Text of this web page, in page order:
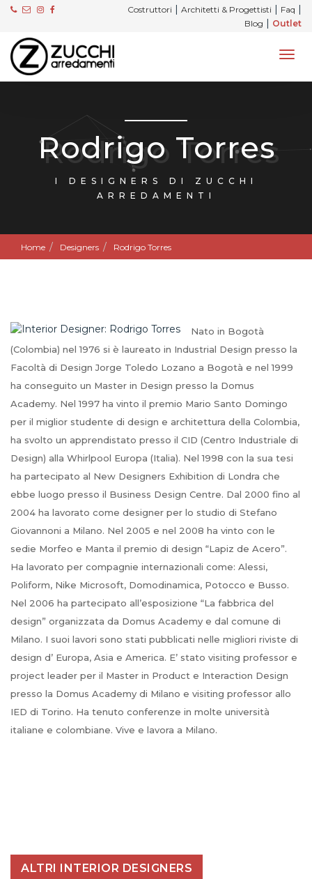
Costruttori | Architetti & Progettisti | Faq |
Blog | Outlet
Rodrigo Torres
I DESIGNERS DI ZUCCHI
ARREDAMENTI
Home Designers Rodrigo Torres
Nato in Bogotà
(Colombia) nel 1976 si è laureato in Industrial Design presso la
Facoltà di Design Jorge Toledo Lozano a Bogotà e nel 1999
ha conseguito un Master in Design presso la Domus
Academy. Nel 1997 ha vinto il premio Mario Santo Domingo
per il miglior studente di design e architettura della Colombia,
ha svolto un apprendistato presso il CID (Centro Industriale di
Design) alla Whirlpool Europa (Italia). Nel 1998 con la sua tesi
ha partecipato al New Designers Exhibition di Londra che
ebbe luogo presso il Business Design Centre. Dal 2000 fino al
2004 ha lavorato come designer per lo studio di Stefano
Giovannoni a Milano. Nel 2005 e nel 2008 ha vinto con le
sedie Morfeo e Manta il premio di design “Lapiz de Acero”.
Ha lavorato per compagnie internazionali come: Alessi,
Poliform, Nike Microsoft, Domodinamica, Potocco e Busso.
Nel 2006 ha partecipato all’esposizione “La fabbrica del
design” organizzata da Domus Academy e dal comune di
Milano. I suoi lavori sono stati pubblicati nelle migliori riviste di
design d’ Europa, Asia e America. E’ stato visiting professor e
project leader per il Master in Product e Interaction Design
presso la Domus Academy di Milano e visiting professor allo
IED di Torino. Ha tenuto conferenze in molte università
italiane e colombiane. Vive e lavora a Milano.
ALTRI INTERIOR DESIGNERS